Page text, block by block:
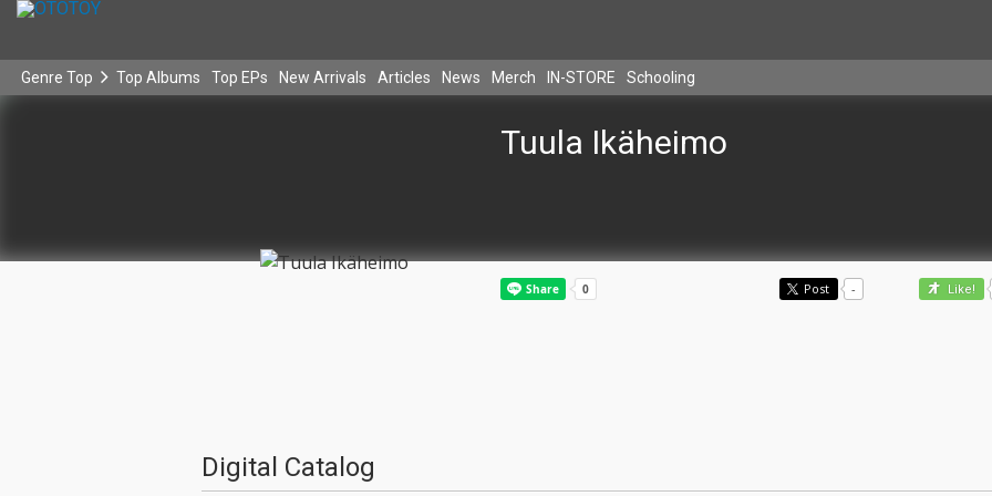
Genre Top Top Albums Top EPs New Arrivals Articles News Merch IN-STORE Schooling
Tuula Ikäheimo
Post - Like!
Digital Catalog